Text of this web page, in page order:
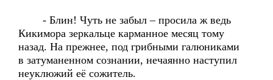
- Блин! Чуть не забыл – просила ж ведь
Кикимора зеркальце карманное месяц тому
назад. На прежнее, под грибными галюниками
в затуманенном сознании, нечаянно наступил
неуклюжий её сожитель.